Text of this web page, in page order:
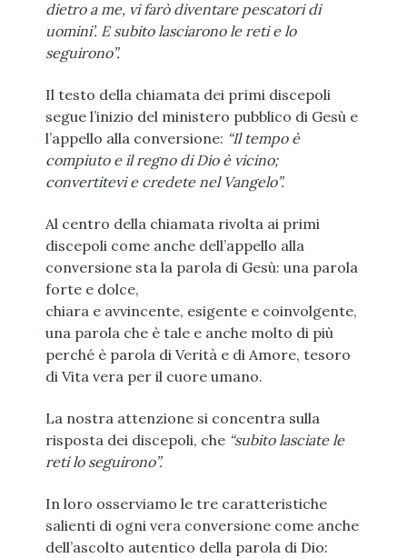
dietro a me, vi farò diventare pescatori di
uomini’. E subito lasciarono le reti e lo
seguirono”.
Il testo della chiamata dei primi discepoli
segue l’inizio del ministero pubblico di Gesù e
l’appello alla conversione: “Il tempo è
compiuto e il regno di Dio è vicino;
convertitevi e credete nel Vangelo”.
Al centro della chiamata rivolta ai primi
discepoli come anche dell’appello alla
conversione sta la parola di Gesù: una parola
forte e dolce,
chiara e avvincente, esigente e coinvolgente,
una parola che è tale e anche molto di più
perché è parola di Verità e di Amore, tesoro
di Vita vera per il cuore umano.
La nostra attenzione si concentra sulla
risposta dei discepoli, che “subito lasciate le
reti lo seguirono”.
In loro osserviamo le tre caratteristiche
salienti di ogni vera conversione come anche
dell’ascolto autentico della parola di Dio: